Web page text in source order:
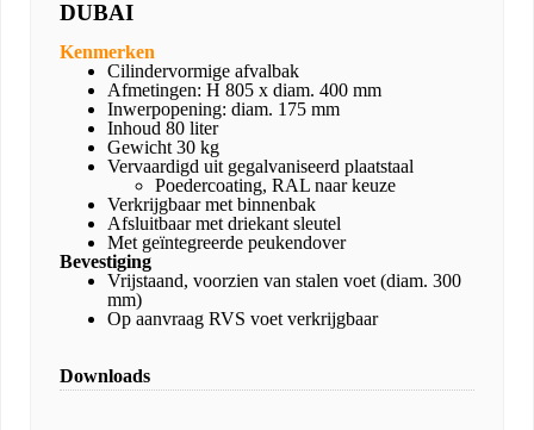
DUBAI
Kenmerken
Cilindervormige afvalbak
Afmetingen: H 805 x diam. 400 mm
Inwerpopening: diam. 175 mm
Inhoud 80 liter
Gewicht 30 kg
Vervaardigd uit gegalvaniseerd plaatstaal
Poedercoating, RAL naar keuze
Verkrijgbaar met binnenbak
Afsluitbaar met driekant sleutel
Met geïntegreerde peukendover
Bevestiging
Vrijstaand, voorzien van stalen voet (diam. 300
mm)
Op aanvraag RVS voet verkrijgbaar
Downloads